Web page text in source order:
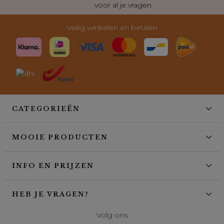
voor al je vragen
Veilig winkelen en betalen
CATEGORIEËN
MOOIE PRODUCTEN
INFO EN PRIJZEN
HEB JE VRAGEN?
Volg ons